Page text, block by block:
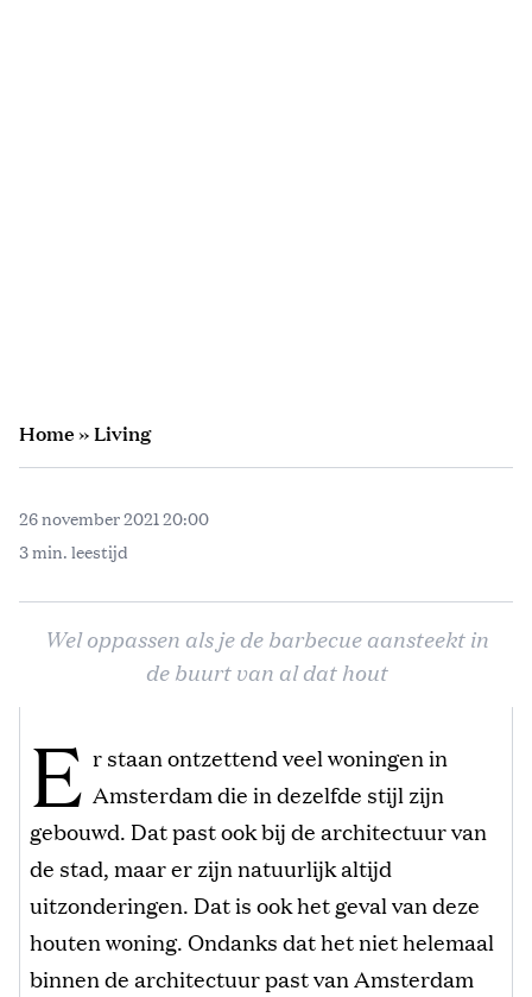
Home»Living
26 november 2021 20:00
3 min. leestijd
Wel oppassen als je de barbecue aansteekt in
de buurt van al dat hout
E r staan ontzettend veel woningen in
Amsterdam die in dezelfde stijl zijn
gebouwd. Dat past ook bij de architectuur van
de stad, maar er zijn natuurlijk altijd
uitzonderingen. Dat is ook het geval van deze
houten woning. Ondanks dat het niet helemaal
binnen de architectuur past van Amsterdam